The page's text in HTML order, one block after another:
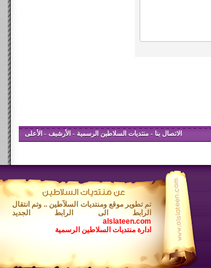
الاتصال بنا -منتديات السلاطين الرسمية - الأرشيف - الأعلى
تم تطوير موقع ومنتديات السلآطين .. وتم انتقال
الرابط الى الرابط الجديد
alslateen.com
ادارة منتديات السلاطين الرسمية